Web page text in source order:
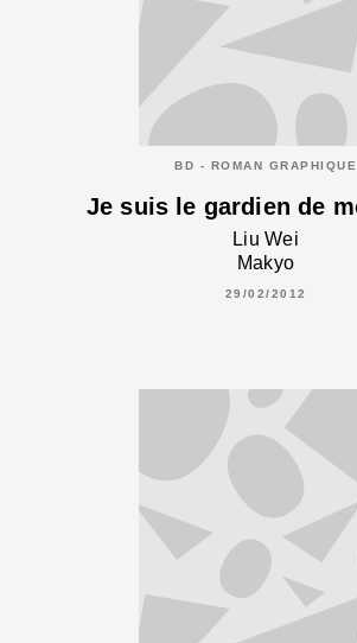
BD - ROMAN GRAPHIQUE
Je suis le gardien de
Liu Wei
Makyo
29/02/2012